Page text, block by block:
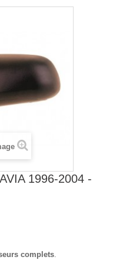
1996-2004 -
complets.